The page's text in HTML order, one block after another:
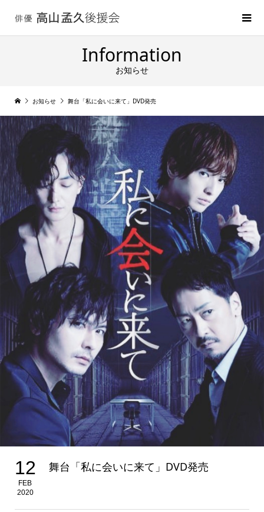
Information
お知らせ
お知らせ 舞台「私に会いに来て」DVD発売
12
FEB
2020
舞台「私に会いに来て」DVD発売